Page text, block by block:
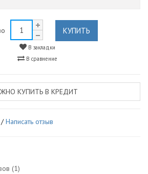
КУПИТЬ
В закладки
В сравнение
КУПИТЬ В КРЕДИТ
/Написать отзыв
(1)